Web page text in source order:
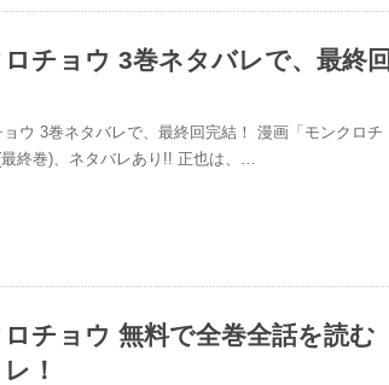
チョウ 3巻ネタバレで、最終回
ョウ 3巻ネタバレで、最終回完結！ 漫画「モンクロチ
最終巻)、ネタバレあり!! 正也は、…
チョウ 無料で全巻全話を読む
！